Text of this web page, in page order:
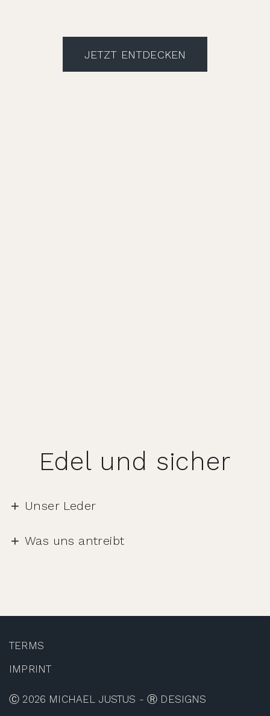
JETZT ENTDECKEN
Edel und sicher
Unser Leder
Was uns antreibt
TERMS
IMPRINT
Ⓒ 2026 MICHAEL JUSTUS - Ⓡ DESIGNS